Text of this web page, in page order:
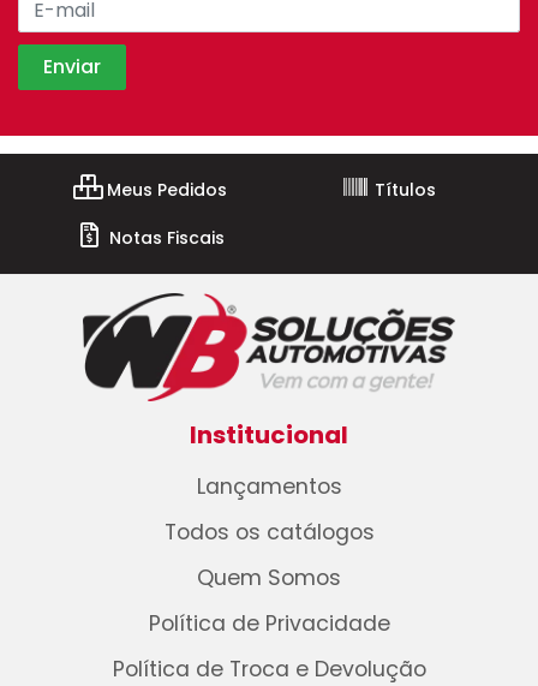
Meus Pedidos
Títulos
Notas Fiscais
Institucional
Lançamentos
Todos os catálogos
Quem Somos
Política de Privacidade
Política de Troca e Devolução